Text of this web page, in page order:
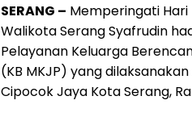
SERANG – Memperingati Hari
Walikota Serang Syafrudin
Pelayanan Keluarga
(KB MKJP) yang
Cipocok Jaya Kota Serang,